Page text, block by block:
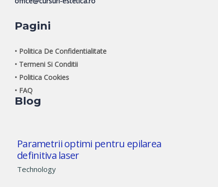
Pagini
• Politica De Confidentialitate
• Termeni Si Conditii
• Politica Cookies
• FAQ
Blog
Parametrii optimi pentru epilarea
definitiva laser
Technology